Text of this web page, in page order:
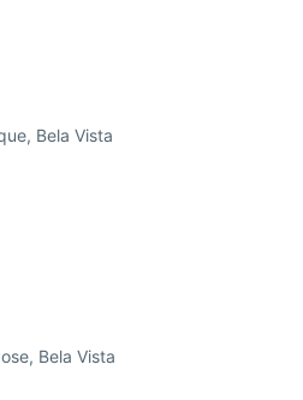
Bela Vista
Bela Vista